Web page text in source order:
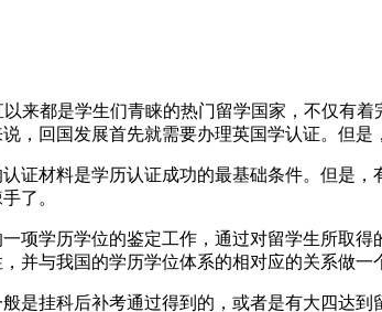
以来都是学生们青睐的热门留学国家，不仅
，回国发展首先就需要办理英国学认证。但
证材料是学历认证成功的最基础条件。但是
了。
项学历学位的鉴定工作，通过对留学生所取
并与我国的学历学位体系的相对应的关系做一
是挂科后补考通过得到的，或者是有大四达